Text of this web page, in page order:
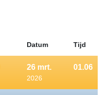
Datum Tijd
26 mrt.
2026
01.06